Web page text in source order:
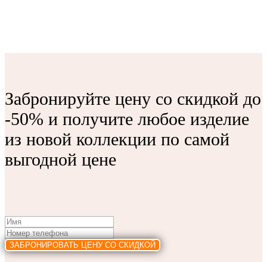
Забронируйте цену со скидкой до
-50% и получите любое изделие
из новой коллекции по самой
выгодной цене
ЗАБРОНИРОВАТЬ ЦЕНУ СО СКИДКОЙ